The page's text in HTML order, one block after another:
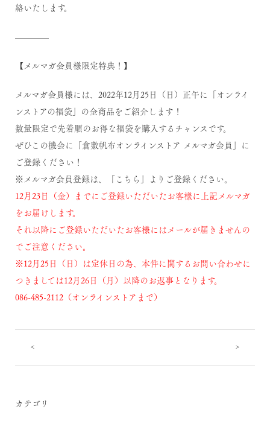
絡いたします。
————
【メルマガ会員様限定特典！】
メルマガ会員様には、2022年12月25日（日）正午に「オンライ
ンストアの福袋」の全商品をご紹介します！
数量限定で先着順のお得な福袋を購入するチャンスです。
ぜひこの機会に「倉敷帆布オンラインストア メルマガ会員」に
ご登録ください！
※メルマガ会員登録は、
「こちら」 よりご登録ください。
12月23日（金）までにご登録いただいたお客様に上記メルマガ
をお届けします。
それ以降にご登録いただいたお客様にはメールが届きませんの
でご注意ください。
※12月25日（日）は定休日の為、本件に関するお問い合わせに
つきましては12月26日（月）以降のお返事となります。
086-485-2112（オンラインストアまで）
< >
カテゴリ